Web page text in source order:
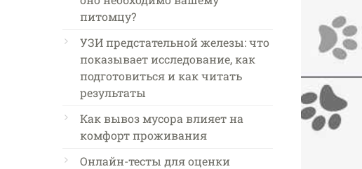
питомцу?
УЗИ предстательной железы: что
показывает исследование, как
подготовиться и как читать
результаты
Как вывоз мусора влияет на
комфорт проживания
Онлайн-тесты для оценки